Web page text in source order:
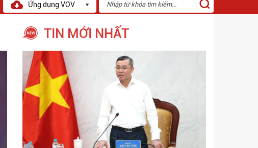
Ứng dụng VOV
TIN MỚI NHẤT